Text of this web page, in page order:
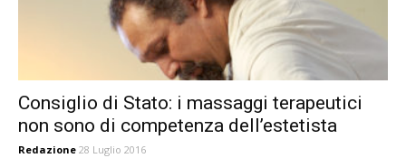
Consiglio di Stato: i massaggi terapeutici
non sono di competenza dell’estetista
Redazione 28 Luglio 2016